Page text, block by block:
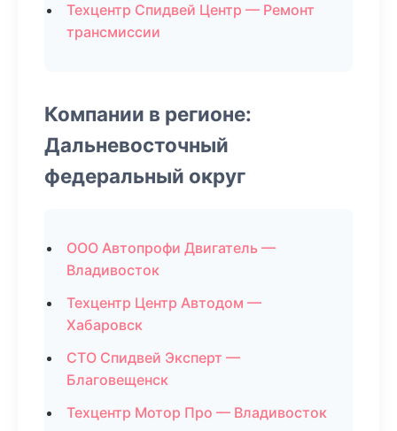
Техцентр Спидвей Центр — Ремонт
трансмиссии
Компании в регионе:
Дальневосточный
федеральный округ
ООО Автопрофи Двигатель —
Владивосток
Техцентр Центр Автодом —
Хабаровск
СТО Спидвей Эксперт —
Благовещенск
Техцентр Мотор Про — Владивосток